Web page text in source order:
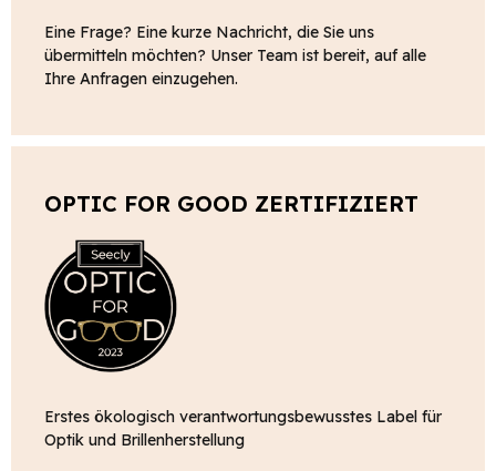
Eine Frage? Eine kurze Nachricht, die Sie uns
übermitteln möchten? Unser Team ist bereit, auf alle
Ihre Anfragen einzugehen.
OPTIC FOR GOOD ZERTIFIZIERT
Erstes ökologisch verantwortungsbewusstes Label für
Optik und Brillenherstellung